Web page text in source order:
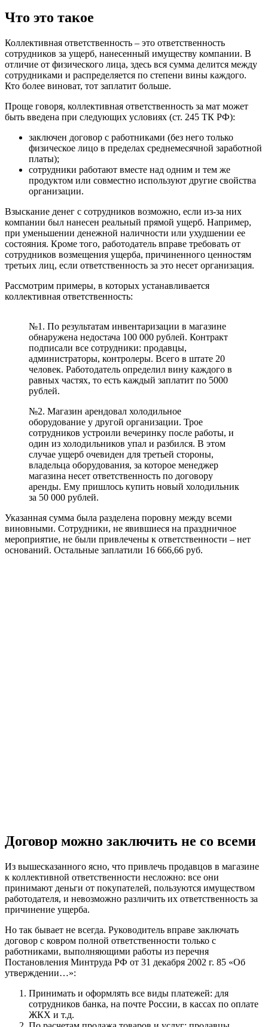
Что это такое
Коллективная ответственность – это ответственность
сотрудников за ущерб, нанесенный имуществу компании. В
отличие от физического лица, здесь вся сумма делится между
сотрудниками и распределяется по степени вины каждого.
Кто более виноват, тот заплатит больше.
Проще говоря, коллективная ответственность за мат может
быть введена при следующих условиях (ст. 245 ТК РФ):
заключен договор с работниками (без него только
физическое лицо в пределах среднемесячной заработной
платы);
сотрудники работают вместе над одним и тем же
продуктом или совместно используют другие свойства
организации.
Взыскание денег с сотрудников возможно, если из-за них
компании был нанесен реальный прямой ущерб. Например,
при уменьшении денежной наличности или ухудшении ее
состояния. Кроме того, работодатель вправе требовать от
сотрудников возмещения ущерба, причиненного ценностям
третьих лиц, если ответственность за это несет организация.
Рассмотрим примеры, в которых устанавливается
коллективная ответственность:
№1. По результатам инвентаризации в магазине
обнаружена недостача 100 000 рублей. Контракт
подписали все сотрудники: продавцы,
администраторы, контролеры. Всего в штате 20
человек. Работодатель определил вину каждого в
равных частях, то есть каждый заплатит по 5000
рублей.
№2. Магазин арендовал холодильное
оборудование у другой организации. Трое
сотрудников устроили вечеринку после работы, и
один из холодильников упал и разбился. В этом
случае ущерб очевиден для третьей стороны,
владельца оборудования, за которое менеджер
магазина несет ответственность по договору
аренды. Ему пришлось купить новый холодильник
за 50 000 рублей.
Указанная сумма была разделена поровну между всеми
виновными. Сотрудники, не явившиеся на праздничное
мероприятие, не были привлечены к ответственности – нет
оснований. Остальные заплатили 16 666,66 руб.
Договор можно заключить не со всеми
Из вышесказанного ясно, что привлечь продавцов в магазине
к коллективной ответственности несложно: все они
принимают деньги от покупателей, пользуются имуществом
работодателя, и невозможно различить их ответственность за
причинение ущерба.
Но так бывает не всегда. Руководитель вправе заключать
договор с ковром полной ответственности только с
работниками, выполняющими работы из перечня
Постановления Минтруда РФ от 31 декабря 2002 г. 85 «Об
утверждении…»:
Принимать и оформлять все виды платежей: для
сотрудников банка, на почте России, в кассах по оплате
ЖКХ и т.д.